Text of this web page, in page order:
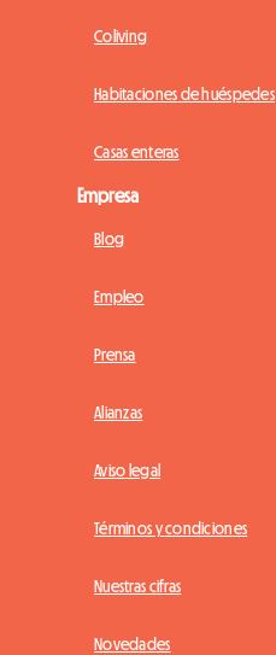
Coliving
Habitaciones de huéspedes
Casas enteras
Empresa
Blog
Empleo
Prensa
Alianzas
Aviso legal
Términos y condiciones
Nuestras cifras
Novedades